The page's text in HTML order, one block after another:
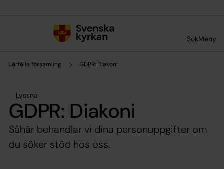
SökMeny
Järfälla församling GDPR: Diakoni
Lyssna
GDPR: Diakoni
Såhär behandlar vi dina personuppgifter om
du söker stöd hos oss.